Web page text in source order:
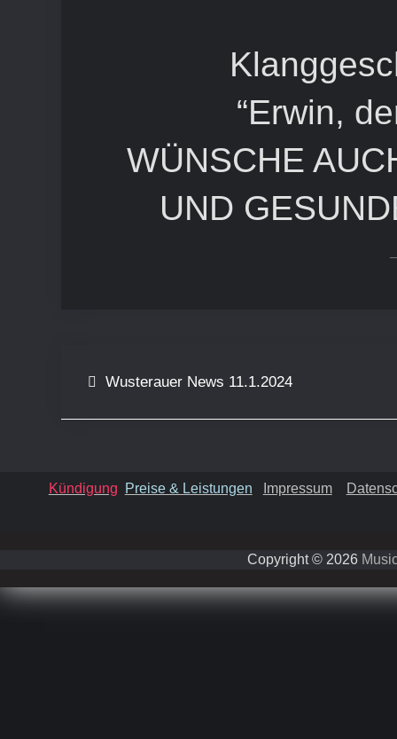
“Erwin,
WÜNSCHE
UND
Beitragsnavigation
Wusterauer News 11.1.2024
Kündigung Preise & Leistungen Impressum
Copyright © 2026